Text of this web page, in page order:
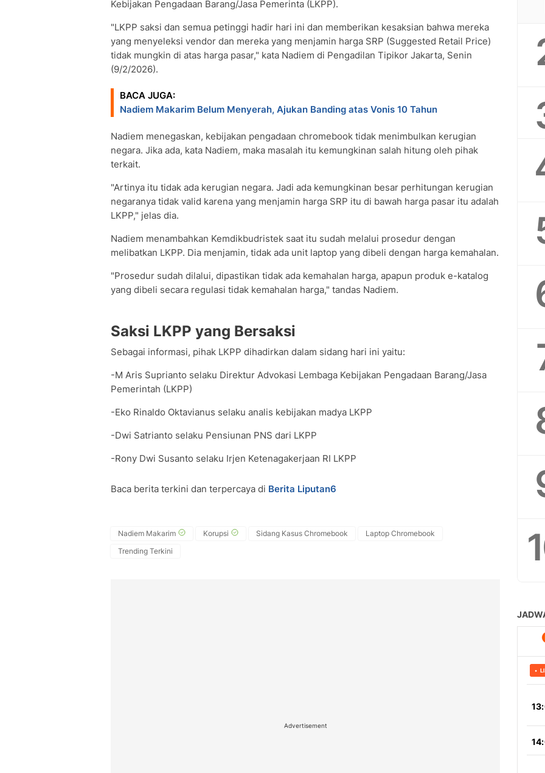
Kebijakan Pengadaan Barang/Jasa Pemerinta (LKPP).
"LKPP saksi dan semua petinggi hadir hari ini dan memberikan kesaksian bahwa mereka
yang menyeleksi vendor dan mereka yang menjamin harga SRP (Suggested Retail Price)
tidak mungkin di atas harga pasar," kata Nadiem di Pengadilan Tipikor Jakarta, Senin
(9/2/2026).
BACA JUGA:
Nadiem Makarim Belum Menyerah, Ajukan Banding atas Vonis 10 Tahun
Nadiem menegaskan, kebijakan pengadaan chromebook tidak menimbulkan kerugian
negara. Jika ada, kata Nadiem, maka masalah itu kemungkinan salah hitung oleh pihak
terkait.
"Artinya itu tidak ada kerugian negara. Jadi ada kemungkinan besar perhitungan kerugian
negaranya tidak valid karena yang menjamin harga SRP itu di bawah harga pasar itu adalah
LKPP," jelas dia.
Nadiem menambahkan Kemdikbudristek saat itu sudah melalui prosedur dengan
melibatkan LKPP. Dia menjamin, tidak ada unit laptop yang dibeli dengan harga kemahalan.
"Prosedur sudah dilalui, dipastikan tidak ada kemahalan harga, apapun produk e-katalog
yang dibeli secara regulasi tidak kemahalan harga," tandas Nadiem.
Saksi LKPP yang Bersaksi
Sebagai informasi, pihak LKPP dihadirkan dalam sidang hari ini yaitu:
-M Aris Suprianto selaku Direktur Advokasi Lembaga Kebijakan Pengadaan Barang/Jasa
Pemerintah (LKPP)
-Eko Rinaldo Oktavianus selaku analis kebijakan madya LKPP
-Dwi Satrianto selaku Pensiunan PNS dari LKPP
-Rony Dwi Susanto selaku Irjen Ketenagakerjaan RI LKPP
Baca berita terkini dan terpercaya di Berita Liputan6
Nadiem Makarim Korupsi Sidang Kasus Chromebook
Laptop Chromebook
Trending Terkini
Advertisement